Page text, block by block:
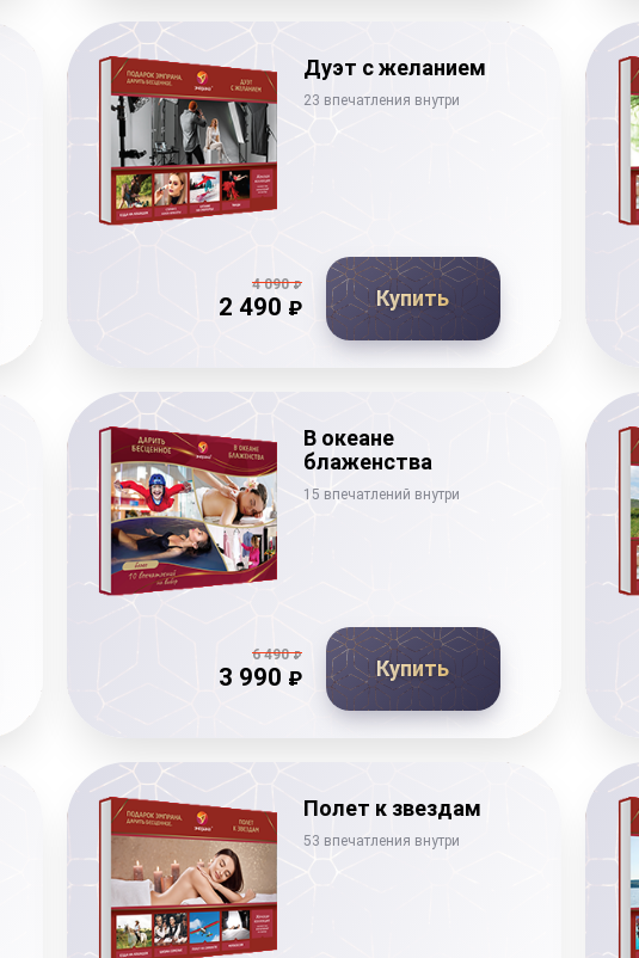
Дуэт с желанием
23 впечатления внутри
4 090₽
2 490 ₽ Купить
В океане
блаженства
15 впечатлений внутри
6 490₽
3 990 ₽ Купить
Полет к звездам
53 впечатления внутри